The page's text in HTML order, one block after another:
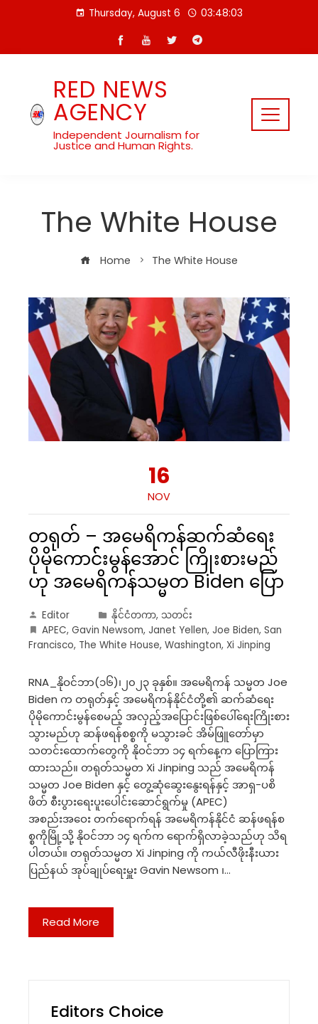
Thursday, August 6 03:48:03
RED NEWS
AGENCY
Independent Journalism for
Justice and Human Rights.
The White House
Home The White House
16
NOV
တရုတ် – အမေရိကန်ဆက်ဆံရေး
ပိုမိုကောင်််းမွန်အောင် ကြိုးစားမည်
ဟု အမေရိကန်သမ္မတ Biden ပြော
Editor နိုင်ငံတကာ, သတင်း
APEC, Gavin Newsom, Janet Yellen, Joe Biden, San
Francisco, The White House, Washington, Xi Jinping
RNA_နိုဝင်ဘာ(၁၆)၊၂၀၂၃ ခုနှစ်။ အမေရိကန် သမ္မတ Joe
Biden က တရုတ်နှင့် အမေရိကန်နိုင်ငံတို့၏ ဆက်ဆံရေး
ပိုမိုကောင်းမွန်စေမည့် အလှည့်အပြောင်းဖြစ်ပေါ်ရေးကြိုးစား
သွားမည်ဟု ဆန်ဖရန်စစ္စကို မသွားခင် အိမ်ဖြူတော်မှာ
သတင်းထောက်တွေကို နိုဝင်ဘာ ၁၄ ရက်နေ့က ပြောကြား
ထားသည်။ တရုတ်သမ္မတ Xi Jinping သည် အမေရိကန်
သမ္မတ Joe Biden နှင့် တွေ့ဆုံဆွေးနွေးရန်နှင့် အာရှ-ပစိ
ဖိတ် စီးပွားရေးပူးပေါင်းဆောင်ရွက်မှု (APEC)
အစည်းအဝေး တက်ရောက်ရန် အမေရိကန်နိုင်ငံ ဆန်ဖရန်စ
စ္စကိုမြို့သို့ နိုဝင်ဘာ ၁၄ ရက်က ရောက်ရှိလာခဲ့သည်ဟု သိရ
ပါတယ်။ တရုတ်သမ္မတ Xi Jinping ကို ကယ်လီဖိုးနီးယား
ပြည်နယ် အုပ်ချုပ်ရေးမှူး Gavin Newsom ၊…
Read More
Editors Choice